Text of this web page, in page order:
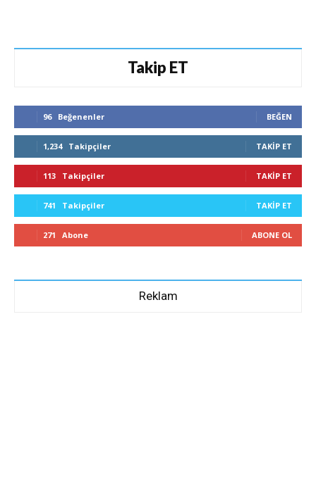
Takip ET
96 Beğenenler BEĞEN
1,234 Takipçiler TAKIP ET
113 Takipçiler TAKIP ET
741 Takipçiler TAKIP ET
271 Abone ABONE OL
Reklam